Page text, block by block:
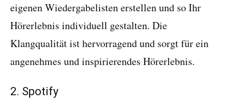
eigenen Wiedergabelisten erstellen und so Ihr
Hörerlebnis individuell gestalten. Die
Klangqualität ist hervorragend und sorgt für ein
angenehmes und inspirierendes Hörerlebnis.
2. Spotify